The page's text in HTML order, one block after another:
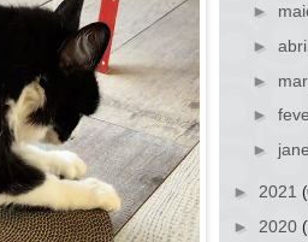
►
►
►
►
►
► 2021
► 2020